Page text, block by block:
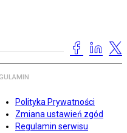
Polityka Prywatności
Zmiana ustawień zgód
Regulamin serwisu